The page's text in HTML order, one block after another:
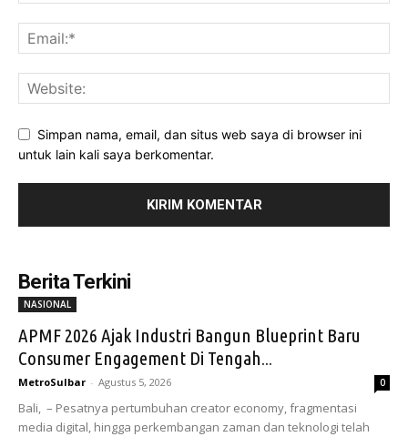
Simpan nama, email, dan situs web saya di browser ini
untuk lain kali saya berkomentar.
Berita Terkini
NASIONAL
APMF 2026 Ajak Industri Bangun Blueprint Baru
Consumer Engagement Di Tengah...
MetroSulbar - Agustus 5, 2026 0
Bali, – Pesatnya pertumbuhan creator economy, fragmentasi
media digital, hingga perkembangan zaman dan teknologi telah